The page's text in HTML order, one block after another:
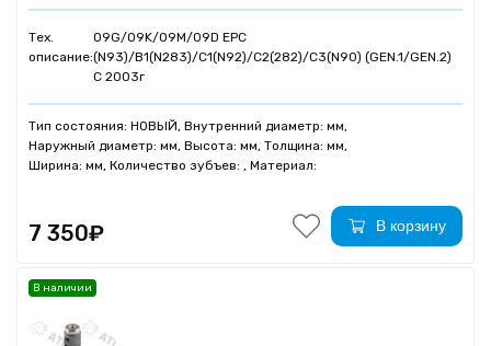
Тех.
описание:
09G/09K/09M/09D EPC
(N93)/B1(N283)/C1(N92)/C2(282)/C3(N90) (GEN.1/GEN.2)
C 2003г
Тип состояния: НОВЫЙ, Внутренний диаметр: мм,
Наружный диаметр: мм, Высота: мм, Толщина: мм,
Ширина: мм, Количество зубъев: , Материал:
7 350₽ В корзину
В наличии